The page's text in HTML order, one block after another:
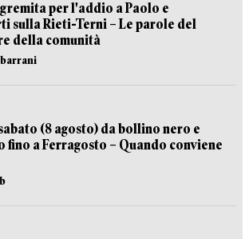
per l'addio a Paolo e
sulla Rieti-Terni – Le parole del
della comunità
(8 agosto) da bollino nero e
fino a Ferragosto – Quando conviene